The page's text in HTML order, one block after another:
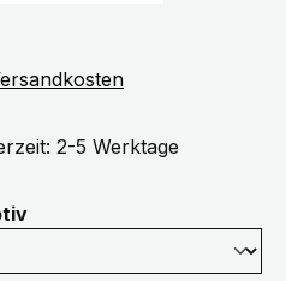
2-5 Werktage
auswählen